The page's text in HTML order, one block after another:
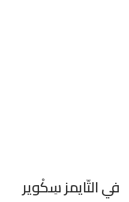
في التّايمز سِكْوير